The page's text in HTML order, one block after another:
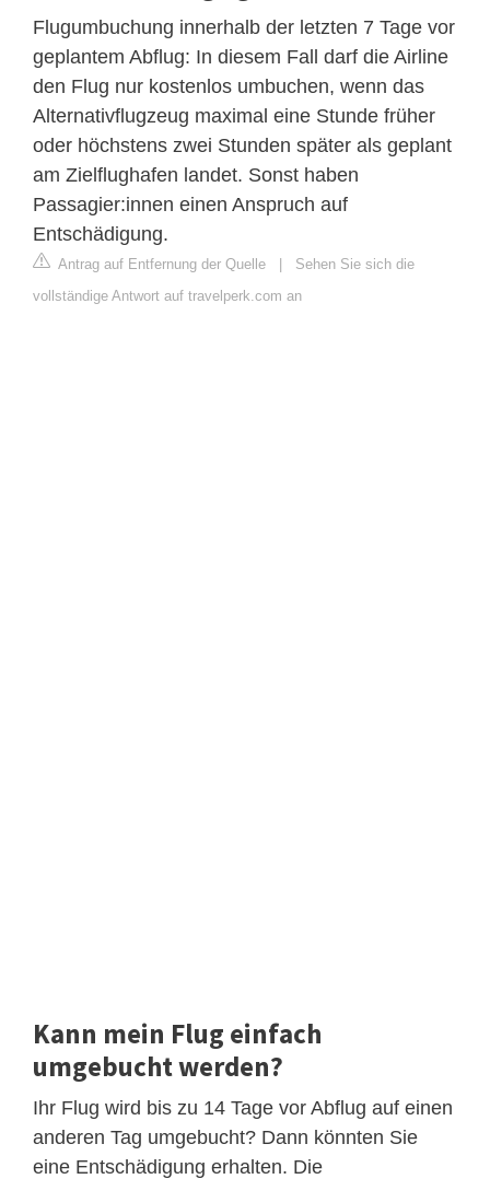
Flugumbuchung innerhalb der letzten 7 Tage vor
geplantem Abflug: In diesem Fall darf die Airline
den Flug nur kostenlos umbuchen, wenn das
Alternativflugzeug maximal eine Stunde früher
oder höchstens zwei Stunden später als geplant
am Zielflughafen landet. Sonst haben
Passagier:innen einen Anspruch auf
Entschädigung.
Antrag auf Entfernung der Quelle | Sehen Sie sich die
vollständige Antwort auf travelperk.com an
Kann mein Flug einfach
umgebucht werden?
Ihr Flug wird bis zu 14 Tage vor Abflug auf einen
anderen Tag umgebucht? Dann könnten Sie
eine Entschädigung erhalten. Die